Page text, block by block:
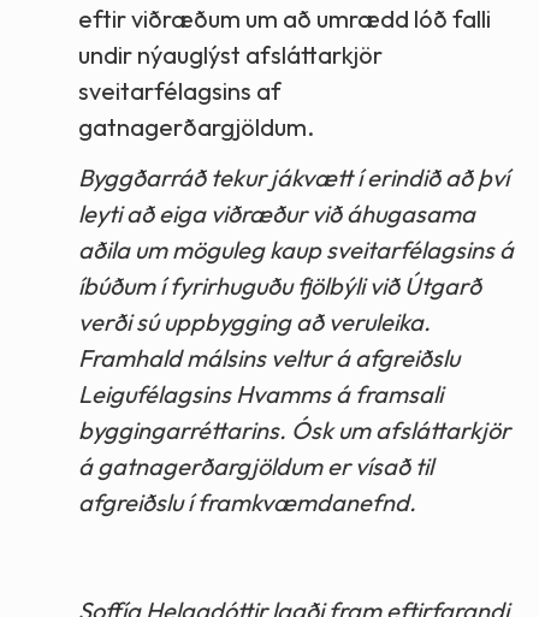
eftir viðræðum um að umrædd lóð falli
undir nýauglýst afsláttarkjör
sveitarfélagsins af
gatnagerðargjöldum.
Byggðarráð tekur jákvætt í erindið að því
leyti að eiga viðræður við áhugasama
aðila um möguleg kaup sveitarfélagsins á
íbúðum í fyrirhuguðu fjölbýli við Útgarð
verði sú uppbygging að veruleika.
Framhald málsins veltur á afgreiðslu
Leigufélagsins Hvamms á framsali
byggingarréttarins. Ósk um afsláttarkjör
á gatnagerðargjöldum er vísað til
afgreiðslu í framkvæmdanefnd.
Soffía Helgadóttir lagði fram eftirfarandi